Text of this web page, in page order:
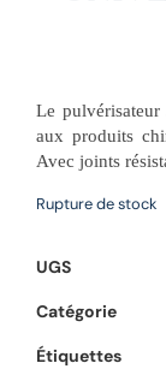
Le pulvérisateur
aux produits
Avec joints
Rupture de stock
UGS
Catégorie
Étiquettes